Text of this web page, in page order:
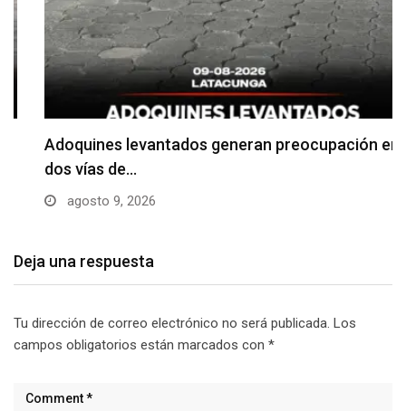
Adoquines levantados generan preocupación en
dos vías de…
agosto 9, 2026
Deja una respuesta
Tu dirección de correo electrónico no será publicada. Los
campos obligatorios están marcados con *